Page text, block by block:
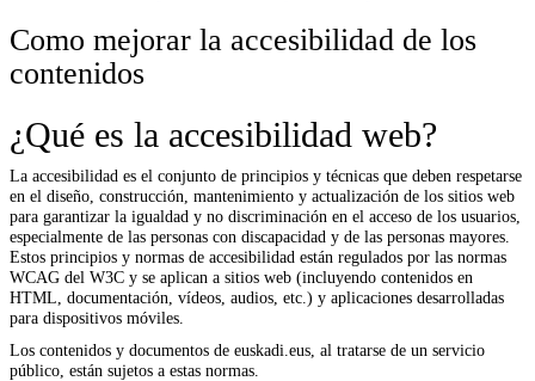
Como mejorar la accesibilidad de los
contenidos
¿Qué es la accesibilidad web?
La accesibilidad es el conjunto de principios y técnicas que deben respetarse
en el diseño, construcción, mantenimiento y actualización de los sitios web
para garantizar la igualdad y no discriminación en el acceso de los usuarios,
especialmente de las personas con discapacidad y de las personas mayores.
Estos principios y normas de accesibilidad están regulados por las normas
WCAG del W3C y se aplican a sitios web (incluyendo contenidos en
HTML, documentación, vídeos, audios, etc.) y aplicaciones desarrolladas
para dispositivos móviles.
Los contenidos y documentos de euskadi.eus, al tratarse de un servicio
público, están sujetos a estas normas.